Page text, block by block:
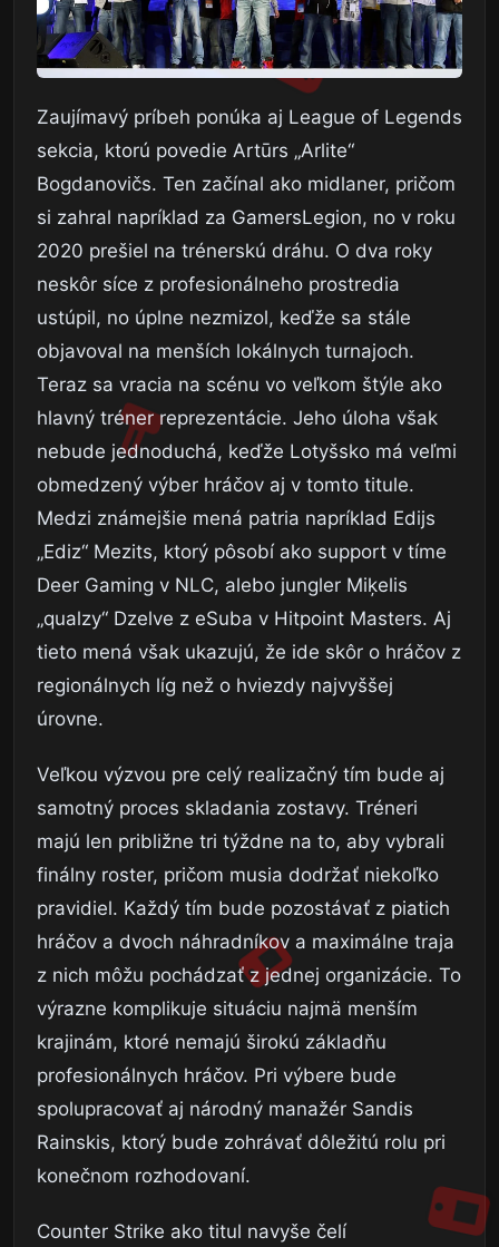
Zaujímavý príbeh ponúka aj League of Legends
sekcia, ktorú povedie Artūrs „Arlite“
Bogdanovičs. Ten začínal ako midlaner, pričom
si zahral napríklad za GamersLegion, no v roku
2020 prešiel na trénerskú dráhu. O dva roky
neskôr síce z profesionálneho prostredia
ustúpil, no úplne nezmizol, keďže sa stále
objavoval na menších lokálnych turnajoch.
Teraz sa vracia na scénu vo veľkom štýle ako
hlavný tréner reprezentácie. Jeho úloha však
nebude jednoduchá, keďže Lotyšsko má veľmi
obmedzený výber hráčov aj v tomto titule.
Medzi známejšie mená patria napríklad Edijs
„Ediz“ Mezits, ktorý pôsobí ako support v tíme
Deer Gaming v NLC, alebo jungler Miķelis
„qualzy“ Dzelve z eSuba v Hitpoint Masters. Aj
tieto mená však ukazujú, že ide skôr o hráčov z
regionálnych líg než o hviezdy najvyššej
úrovne.
Veľkou výzvou pre celý realizačný tím bude aj
samotný proces skladania zostavy. Tréneri
majú len približne tri týždne na to, aby vybrali
finálny roster, pričom musia dodržať niekoľko
pravidiel. Každý tím bude pozostávať z piatich
hráčov a dvoch náhradníkov a maximálne traja
z nich môžu pochádzať z jednej organizácie. To
výrazne komplikuje situáciu najmä menším
krajinám, ktoré nemajú širokú základňu
profesionálnych hráčov. Pri výbere bude
spolupracovať aj národný manažér Sandis
Rainskis, ktorý bude zohrávať dôležitú rolu pri
konečnom rozhodovaní.
Counter Strike ako titul navyše čelí